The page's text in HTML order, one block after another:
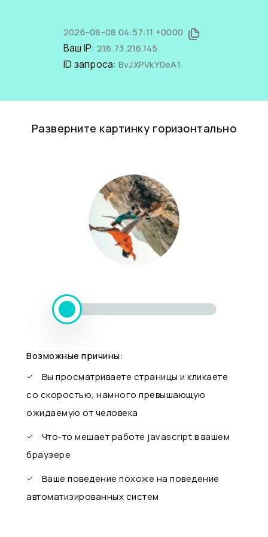
2026-08-08 04:57:11 +0000
Ваш IP: 216.73.216.145
ID запроса: BvJXPVkY0eA1
Разверните картинку горизонтально
Возможные причины:
Вы просматриваете страницы и кликаете
со скоростью, намного превышающую
ожидаемую от человека
Что-то мешает работе javascript в вашем
браузере
Ваше поведение похоже на поведение
автоматизированных систем